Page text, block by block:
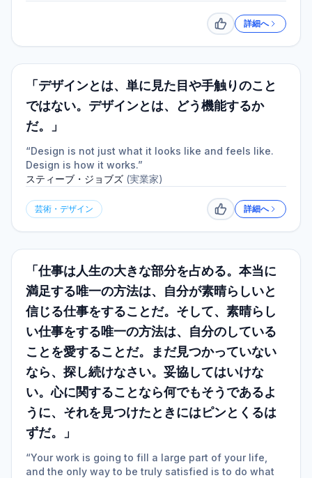
いいね詳細へ
「デザインとは、単に見た目や手触りのこと
ではない。デザインとは、どう機能するか
だ。」
“Design is not just what it looks like and feels like.
Design is how it works.”
スティーブ・ジョブズ (実業家)
芸術・デザイン いいね詳細へ
「仕事は人生の大きな部分を占める。本当に
満足する唯一の方法は、自分が素晴らしいと
信じる仕事をすることだ。そして、素晴らし
い仕事をする唯一の方法は、自分のしている
ことを愛することだ。まだ見つかっていない
なら、探し続けなさい。妥協してはいけな
い。心に関することなら何でもそうであるよ
うに、それを見つけたときにはピンとくるは
ずだ。」
“Your work is going to fill a large part of your life,
and the only way to be truly satisfied is to do what